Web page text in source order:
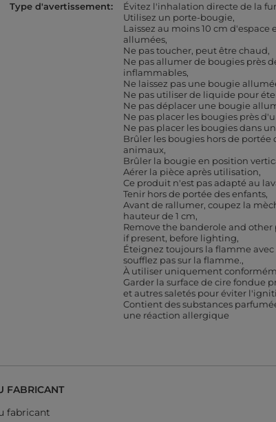
Type d'avertissement
Évitez l'inhalation directe de la
Utilisez un porte-bougie
Laissez au moins 10 cm d'espace
allumées
Ne pas toucher, peut être chaud
Ne pas allumer de bougies près
inflammables
Ne laissez pas une bougie
Ne pas utiliser de liquide pour
Ne pas déplacer une bougie
Ne pas placer les bougies près
Ne pas placer les bougies dans
Brûler les bougies hors de portée
animaux
Brûler la bougie en position
Aérer la pièce après utilisation
Ce produit n'est pas adapté au
Tenir hors de portée des enfants
Avant de rallumer, coupez la
hauteur de 1 cm
Remove the banderole and
if present, before lighting
Éteignez toujours la flamme
soufflez pas sur la flamme.
À utiliser uniquement
Garder la surface de cire fondue
et autres saletés pour éviter
Contient des substances
une réaction allergique
FABRICANT
fabricant